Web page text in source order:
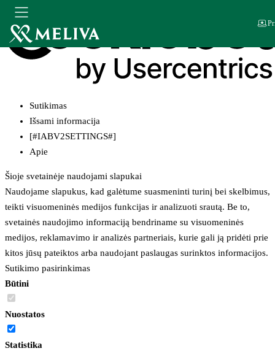
Sutikimas
Išsami informacija
[#IABV2SETTINGS#]
Apie
Šioje svetainėje naudojami slapukai
Naudojame slapukus, kad galėtume suasmeninti turinį bei skelbimus,
teikti visuomeninės medijos funkcijas ir analizuoti srautą. Be to,
svetainės naudojimo informaciją bendriname su visuomeninės
medijos, reklamavimo ir analizės partneriais, kurie gali ją pridėti prie
kitos jūsų pateiktos arba naudojant paslaugas surinktos informacijos.
Sutikimo pasirinkimas
Būtini
Nuostatos
Statistika